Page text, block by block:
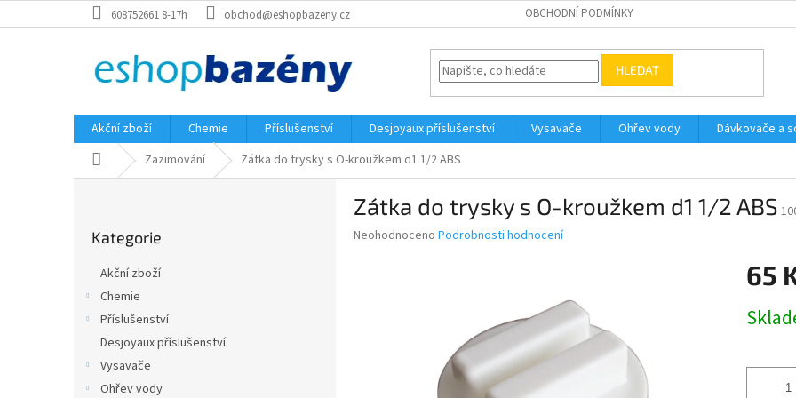
na
608752661 8-17h obchod@eshopbazeny.cz OBCHODNÍ PODMÍNKY
HLEDAT
Akční zboží Chemie Příslušenství Desjoyaux příslušenství Vysavače Ohřev vody Dávkovače a
Domů Zazimování Zátka do trysky s O-kroužkem d1 1/2 ABS
kategorie
Kategorie
Akční zboží
Chemie
Příslušenství
Desjoyaux příslušenství
Vysavače
Ohřev vody
Zátka do trysky s O-kroužkem d1 1/2 ABS
Průměrné
Neohodnoceno Podrobnosti hodnocení
65
cena: